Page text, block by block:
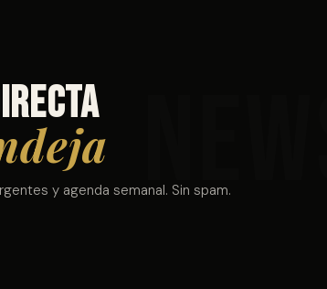
y agenda semanal. Sin spam.